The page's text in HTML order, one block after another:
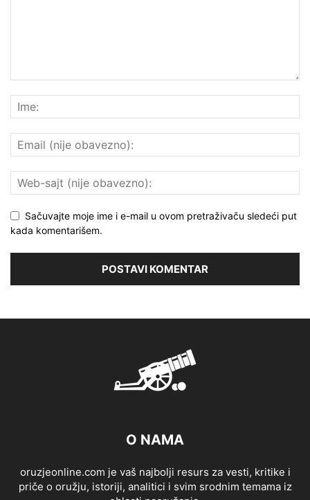
Sačuvajte moje ime i e-mail u ovom pretraživaču sledeći put
kada komentarišem.
O NAMA
oruzjeonline.com je vaš najbolji resurs za vesti, kritike i
priče o oružju, istoriji, analitici i svim srodnim temama iz